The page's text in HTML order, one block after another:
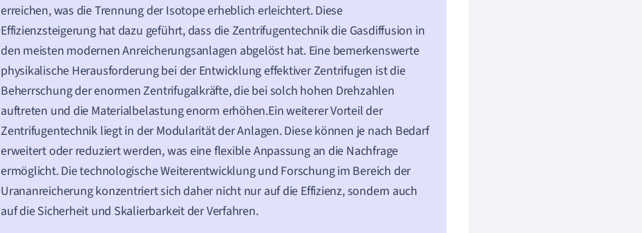
erreichen, was die Trennung der Isotope erheblich erleichtert. Diese
Effizienzsteigerung hat dazu geführt, dass die Zentrifugentechnik die Gasdiffusion in
den meisten modernen Anreicherungsanlagen abgelöst hat. Eine bemerkenswerte
physikalische Herausforderung bei der Entwicklung effektiver Zentrifugen ist die
Beherrschung der enormen Zentrifugalkräfte, die bei solch hohen Drehzahlen
auftreten und die Materialbelastung enorm erhöhen.Ein weiterer Vorteil der
Zentrifugentechnik liegt in der Modularität der Anlagen. Diese können je nach Bedarf
erweitert oder reduziert werden, was eine flexible Anpassung an die Nachfrage
ermöglicht. Die technologische Weiterentwicklung und Forschung im Bereich der
Urananreicherung konzentriert sich daher nicht nur auf die Effizienz, sondern auch
auf die Sicherheit und Skalierbarkeit der Verfahren.